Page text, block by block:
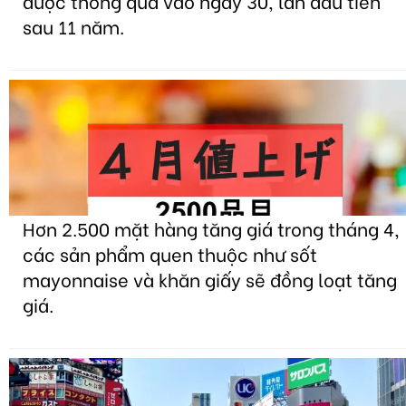
sau 11 năm.
Hơn 2.500 mặt hàng tăng giá trong tháng 4,
các sản phẩm quen thuộc như sốt
mayonnaise và khăn giấy sẽ đồng loạt tăng
giá.